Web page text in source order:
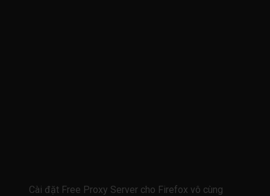
Cài đặt Free Proxy Server cho Firefox vô cùng